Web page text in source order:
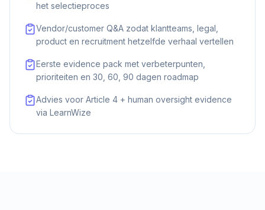
het selectieproces
Vendor/customer Q&A zodat klantteams, legal,
product en recruitment hetzelfde verhaal vertellen
Eerste evidence pack met verbeterpunten,
prioriteiten en 30, 60, 90 dagen roadmap
Advies voor Article 4 + human oversight evidence
via LearnWize